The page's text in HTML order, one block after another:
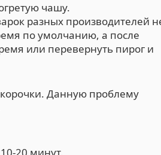
чашу.
разных производителей
по умолчанию, а после
или перевернуть пирог и
Данную проблему